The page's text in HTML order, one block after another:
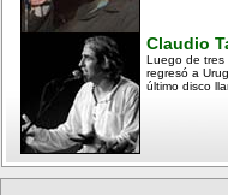
Claudio
Luego de tres
regresó a
último disco